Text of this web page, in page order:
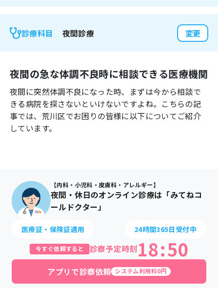
よくあるご質問
診療科目 夜間診療 変更
夜間の急な体調不良時に相談できる医療機関
夜間に突然体調不良になった時、まずは今から相談で
きる病院を探さないといけないですよね。こちらの記
事では、 荒川区でお困りの皆様に以下についてご紹介
しています。
【内科・小児科・皮膚科・アレルギー】
夜間・休日のオンライン診療は「みてねコ
ールドクター」
医療証・保険証適用 24時間365日受付中
今すぐ依頼すると 診察予定時刻18:50
アプリで診察依頼 システム利用料0円